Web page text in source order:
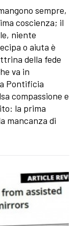
sempre,
coscienza; il
niente
o aiuta è
della fede
va in
Pontificia
compassione e
la prima
mancanza di